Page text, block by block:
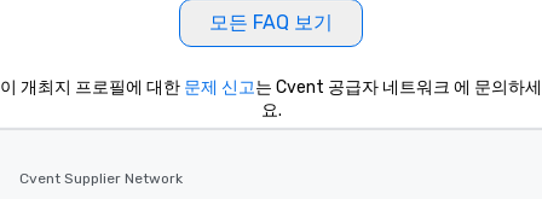
모든 FAQ 보기
이 개최지 프로필에 대한 문제 신고는 Cvent 공급자 네트워크 에 문의하세
요.
Cvent Supplier Network